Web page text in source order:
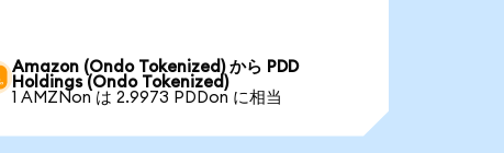
Amazon (Ondo Tokenized) から PDD
Holdings (Ondo Tokenized)
1 AMZNon は 2.9973 PDDon に相当